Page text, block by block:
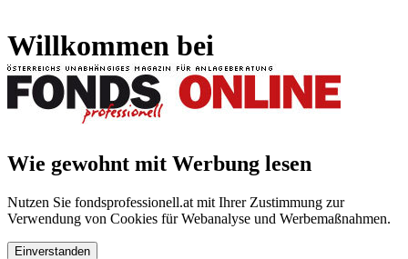
Willkommen bei
Wie gewohnt mit Werbung lesen
Nutzen Sie fondsprofessionell.at mit Ihrer Zustimmung zur
Verwendung von Cookies für Webanalyse und Werbemaßnahmen.
Einverstanden